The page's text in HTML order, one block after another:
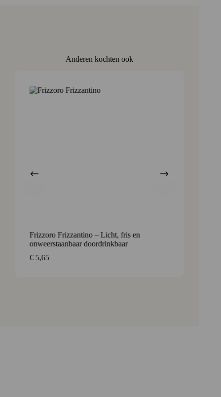
Anderen kochten ook
Frizzoro Frizzantino – Licht, fris en
onweerstaanbaar doordrinkbaar
€ 5,65